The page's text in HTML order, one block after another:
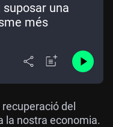
una
més
recuperació del
la nostra economia.